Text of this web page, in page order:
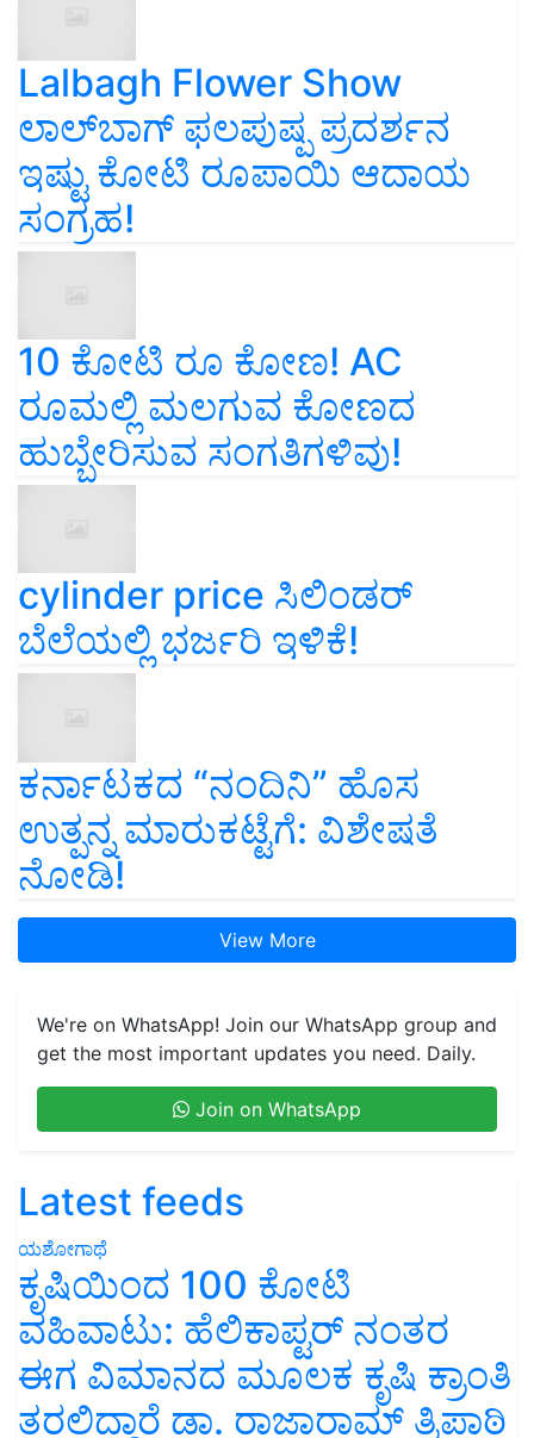
Lalbagh Flower Show
ಲಾಲ್‌ಬಾಗ್ ಫಲಪುಷ್ಪ ಪ್ರದರ್ಶನ
ಇಷ್ಟು ಕೋಟಿ ರೂಪಾಯಿ ಆದಾಯ
ಸಂಗ್ರಹ!
10 ಕೋಟಿ ರೂ ಕೋಣ! AC
ರೂಮಲ್ಲಿ ಮಲಗುವ ಕೋಣದ
ಹುಬ್ಬೇರಿಸುವ ಸಂಗತಿಗಳಿವು!
cylinder price ಸಿಲಿಂಡರ್‌
ಬೆಲೆಯಲ್ಲಿ ಭರ್ಜರಿ ಇಳಿಕೆ!
ಕರ್ನಾಟಕದ “ನಂದಿನಿ” ಹೊಸ
ಉತ್ಪನ್ನ ಮಾರುಕಟ್ಟೆಗೆ: ವಿಶೇಷತೆ
ನೋಡಿ!
View More
We're on WhatsApp! Join our WhatsApp group and
get the most important updates you need. Daily.
Join on WhatsApp
Latest feeds
ಯಶೋಗಾಥೆ
ಕೃಷಿಯಿಂದ 100 ಕೋಟಿ
ವಹಿವಾಟು: ಹೆಲಿಕಾಪ್ಟರ್ ನಂತರ
ಈಗ ವಿಮಾನದ ಮೂಲಕ ಕೃಷಿ ಕ್ರಾಂತಿ
ತರಲಿದ್ದಾರೆ ಡಾ. ರಾಜಾರಾಮ್ ತ್ರಿಪಾಠಿ